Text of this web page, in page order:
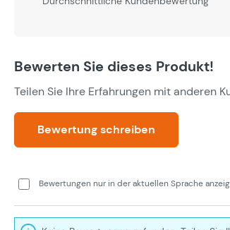
Bewerten Sie dieses Produkt!
Teilen Sie Ihre Erfahrungen mit anderen
Bewertung schreiben
Bewertungen nur in der aktuellen Sprache